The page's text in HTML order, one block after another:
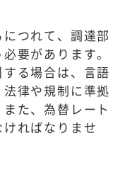
つれて、調達部
要があります。
る場合は、言語
律や規制に準拠
た、為替レート
ればなりませ